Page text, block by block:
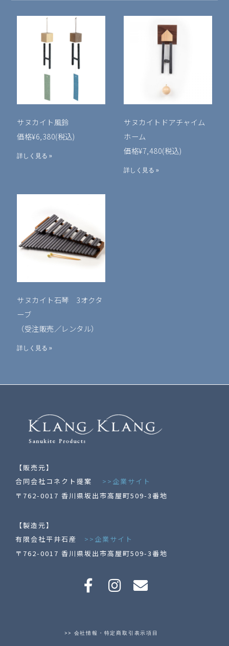
サヌカイト風鈴
価格¥6,380(税込)
詳しく見る »
サヌカイトドアチャイム
ホーム
価格¥7,480(税込)
詳しく見る »
サヌカイト石琴 3オクタ
ーブ
（受注販売／レンタル）
詳しく見る »
【販売元】
合同会社コネクト提案 >>企業サイト
〒762-0017 香川県坂出市高屋町509-3番地
【製造元】
有限会社平井石産
>>企業サイト
〒 762-0017 香川県坂出市高屋町509-3番地
>> 会社情報・特定商取引表示項目